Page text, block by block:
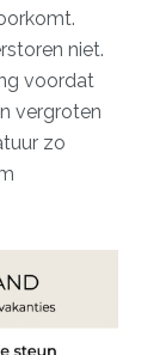
niet.
voordat
vergroten
zo